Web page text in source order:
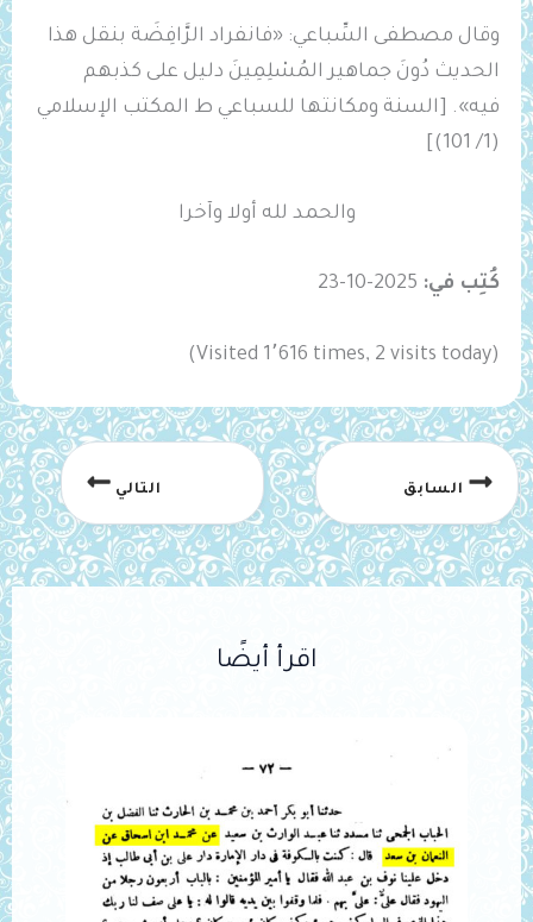
وقال مصطفى السِّباعي: «فانفراد ‌الرَّافِضَة بنقل هذا
الحديث دُونَ جماهير المُسْلِمِينَ دليل على ‌كذبهم
فيه». [السنة ومكانتها للسباعي ط المكتب الإسلامي
(1/ 101)]
والحمد لله أولا وآخرا
كُتِب في: 2025-10-23
(Visited 1٬616 times, 2 visits today)
السابق التالي
اقرأ أيضًا